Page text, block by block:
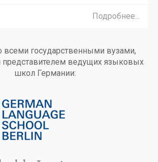
Подробнее...
всеми государственными вузами,
ведущих языковых
школ Германии: